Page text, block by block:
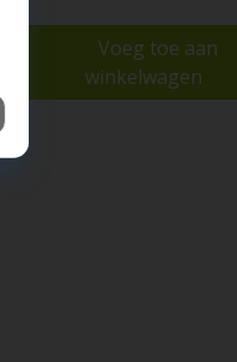
Voeg toe aan
winkelwagen